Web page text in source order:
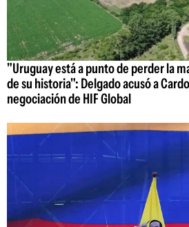
"Uruguay está a punto de perder la
de su historia": Delgado acusó a
negociación de HIF Global